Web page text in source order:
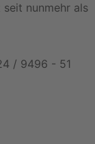
nunmehr als
/ 9496 - 51